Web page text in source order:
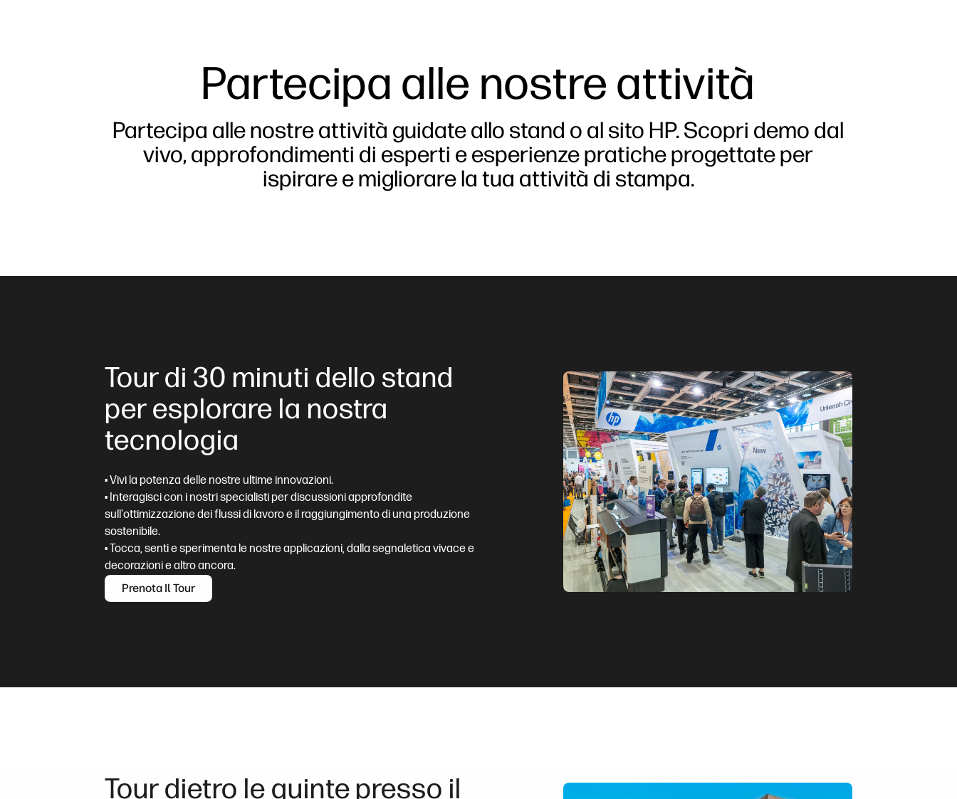
Partecipa alle nostre attività
Partecipa alle nostre attività guidate allo stand o al sito HP. Scopri demo dal
vivo, approfondimenti di esperti e esperienze pratiche progettate per
ispirare e migliorare la tua attività di stampa.
Tour di 30 minuti dello stand
per esplorare la nostra
tecnologia
• Vivi la potenza delle nostre ultime innovazioni.
• Interagisci con i nostri specialisti per discussioni approfondite
sull'ottimizzazione dei flussi di lavoro e il raggiungimento di una produzione
sostenibile.
• Tocca, senti e sperimenta le nostre applicazioni, dalla segnaletica vivace e
decorazioni e altro ancora.
Prenota Il Tour
Tour dietro le quinte presso il